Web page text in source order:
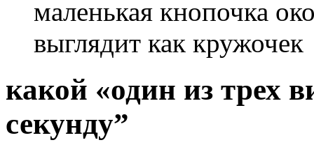
маленькая кнопочка
выглядит как кружочек
какой «один из трех
секунду”